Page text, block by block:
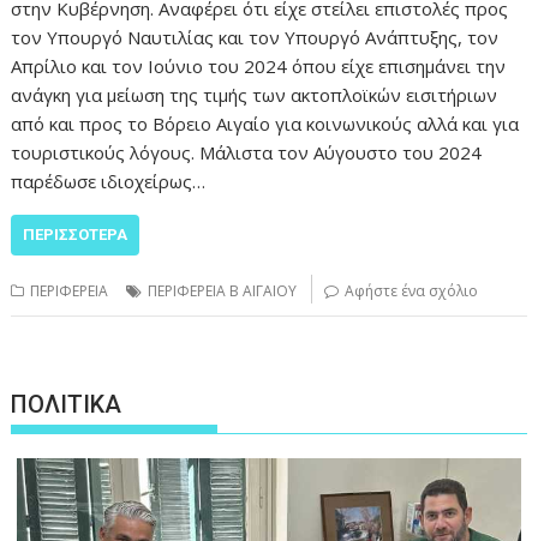
στην Κυβέρνηση. Αναφέρει ότι είχε στείλει επιστολές προς
τον Υπουργό Ναυτιλίας και τον Υπουργό Ανάπτυξης, τον
Απρίλιο και τον Ιούνιο του 2024 όπου είχε επισημάνει την
ανάγκη για μείωση της τιμής των ακτοπλοϊκών εισιτήριων
από και προς το Βόρειο Αιγαίο για κοινωνικούς αλλά και για
τουριστικούς λόγους. Μάλιστα τον Αύγουστο του 2024
παρέδωσε ιδιοχείρως…
ΠΕΡΙΣΣΌΤΕΡΑ
ΠΕΡΙΦΕΡΕΙΑ ΠΕΡΙΦΕΡΕΙΑ Β ΑΙΓΑΙΟΥ Αφήστε ένα σχόλιο
ΠΟΛΙΤΙΚΑ